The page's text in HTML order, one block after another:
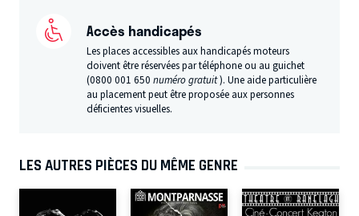
Accès handicapés
Les places accessibles aux handicapés moteurs
doivent être réservées par téléphone ou au guichet
(0800 001 650numéro gratuit). Une aide particulière
au placement peut être proposée aux personnes
déficientes visuelles.
LES AUTRES PIÈCES DU MÊME GENRE